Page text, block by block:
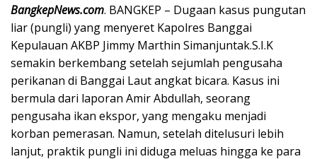
BangkepNews.com. BANGKEP – Dugaan kasus pungutan
liar (pungli) yang menyeret Kapolres Banggai
Kepulauan AKBP Jimmy Marthin Simanjuntak.S.I.K
semakin berkembang setelah sejumlah pengusaha
perikanan di Banggai Laut angkat bicara. Kasus ini
bermula dari laporan Amir Abdullah, seorang
pengusaha ikan ekspor, yang mengaku menjadi
korban pemerasan. Namun, setelah ditelusuri lebih
lanjut, praktik pungli ini diduga meluas hingga ke para